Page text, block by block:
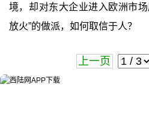
境，却对东大企业进入欧洲市
放火”的做派，如何取信于人？
上一页